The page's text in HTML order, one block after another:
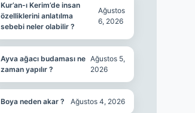
Kur’an-ı Kerim’de insan
özelliklerini anlatılma
sebebi neler olabilir ?
Ağustos
6, 2026
Ayva ağacı budaması ne
zaman yapılır ?
Ağustos 5,
2026
Boya neden akar ? Ağustos 4, 2026